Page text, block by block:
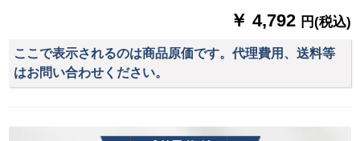
￥ 4,792 円(税込)
ここで表示されるのは商品原価です。代理費用、送料等
はお問い合わせください。